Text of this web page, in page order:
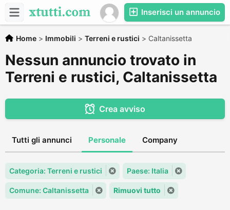
Inserisci un annuncio
Home > Immobili > Terreni e rustici > Caltanissetta
Nessun annuncio trovato in
Terreni e rustici, Caltanissetta
Crea avviso
Tutti gli annunci Personale Company
Categoria: Terreni e rustici Paese: Italia
Comune: Caltanissetta Rimuovi tutto